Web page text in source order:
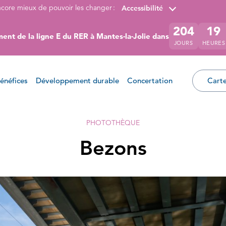
mieux de pouvoir les changer : Accessibilité
de la ligne E du RER à Mantes-la-Jolie dans 204
JOURS
19
HEURES
Développement durable Concertation
PHOTOTHÈQUE
Bezons